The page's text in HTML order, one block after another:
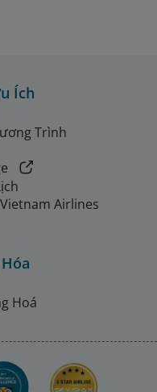
Ích
Trình
Airlines
Hoá